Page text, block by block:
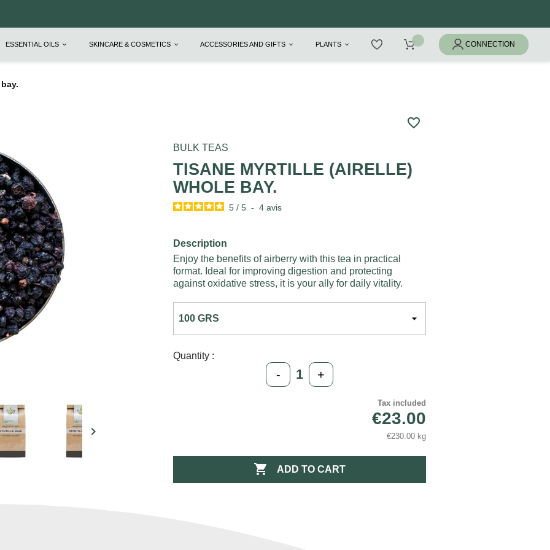
ESSENTIAL OILS SKINCARE & COSMETICS ACCESSORIES AND GIFTS PLANTS

favorite_border
BULK TEAS
TISANE MYRTILLE (AIRELLE)
WHOLE BAY.
5 / 5 - 4avis
Description
Enjoy the benefits of airberry with this tea in practical
format. Ideal for improving digestion and protecting
against oxidative stress, it is your ally for daily vitality.
Quantity :
- +
Tax included
€23.00
€230.00 kg
 ADD TO CART